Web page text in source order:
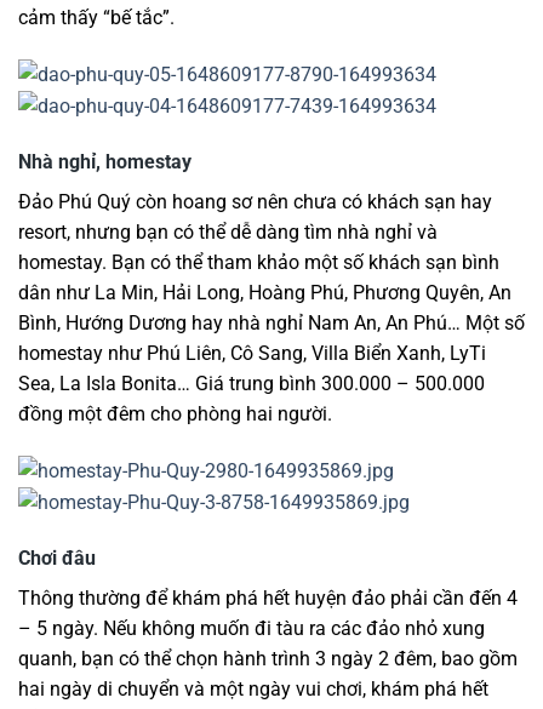
cảm thấy “bế tắc”.
Nhà nghỉ, homestay
Đảo Phú Quý còn hoang sơ nên chưa có khách sạn hay
resort, nhưng bạn có thể dễ dàng tìm nhà nghỉ và
homestay. Bạn có thể tham khảo một số khách sạn bình
dân như La Min, Hải Long, Hoàng Phú, Phương Quyên, An
Bình, Hướng Dương hay nhà nghỉ Nam An, An Phú… Một số
homestay như Phú Liên, Cô Sang, Villa Biển Xanh, LyTi
Sea, La Isla Bonita… Giá trung bình 300.000 – 500.000
đồng một đêm cho phòng hai người.
Chơi đâu
Thông thường để khám phá hết huyện đảo phải cần đến 4
– 5 ngày. Nếu không muốn đi tàu ra các đảo nhỏ xung
quanh, bạn có thể chọn hành trình 3 ngày 2 đêm, bao gồm
hai ngày di chuyển và một ngày vui chơi, khám phá hết